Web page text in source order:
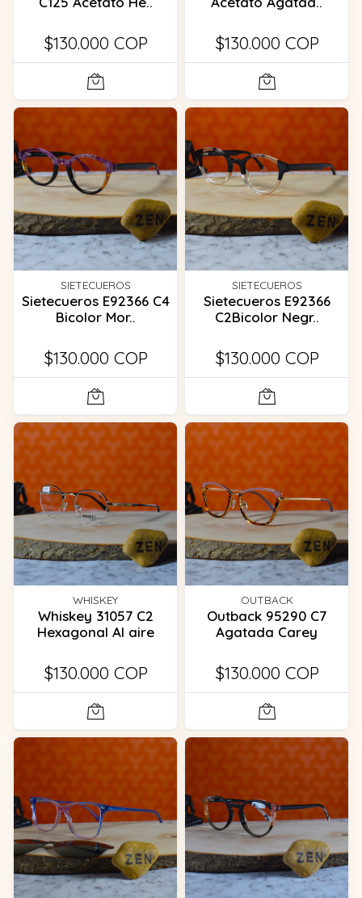
$130.000 COP $130.000 COP
SIETECUEROS
Sietecueros E92366 C4
Bicolor Mor..
$130.000 COP
SIETECUEROS
Sietecueros E92366
C2Bicolor Negr..
$130.000 COP
WHISKEY
Whiskey 31057 C2
Hexagonal Al aire
$130.000 COP
OUTBACK
Outback 95290 C7
Agatada Carey
$130.000 COP